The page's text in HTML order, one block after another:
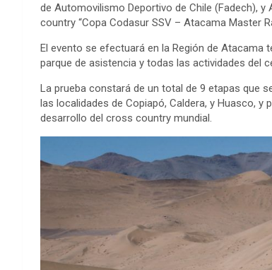
de Automovilismo Deportivo de Chile (Fadech),
country “Copa Codasur SSV – Atacama Master
El evento se efectuará en la Región de Atacama
parque de asistencia y todas las actividades del
La prueba constará de un total de 9 etapas que
las localidades de Copiapó, Caldera, y Huasco,
desarrollo del cross country mundial.